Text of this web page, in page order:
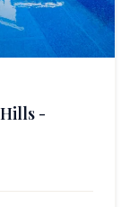
-